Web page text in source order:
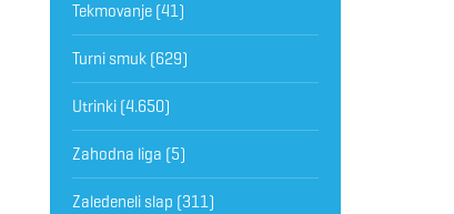
Tekmovanje(41)
Turni smuk(629)
Utrinki(4.650)
Zahodna liga (5)
Zaledeneli slap (311)